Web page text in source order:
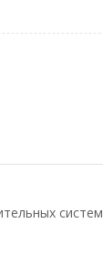
систем